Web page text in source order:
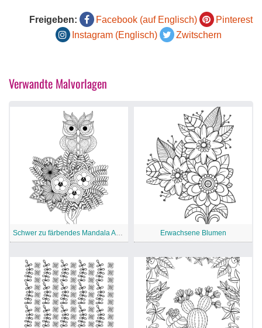
Freigeben: Facebook (auf Englisch)
Pinterest
Instagram (Englisch)
Zwitschern
Verwandte Malvorlagen
Schwer zu färbendes Mandala Ausmalen druckbar Erwachsene Blumen